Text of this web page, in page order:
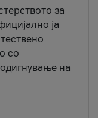
за
ја
со
на